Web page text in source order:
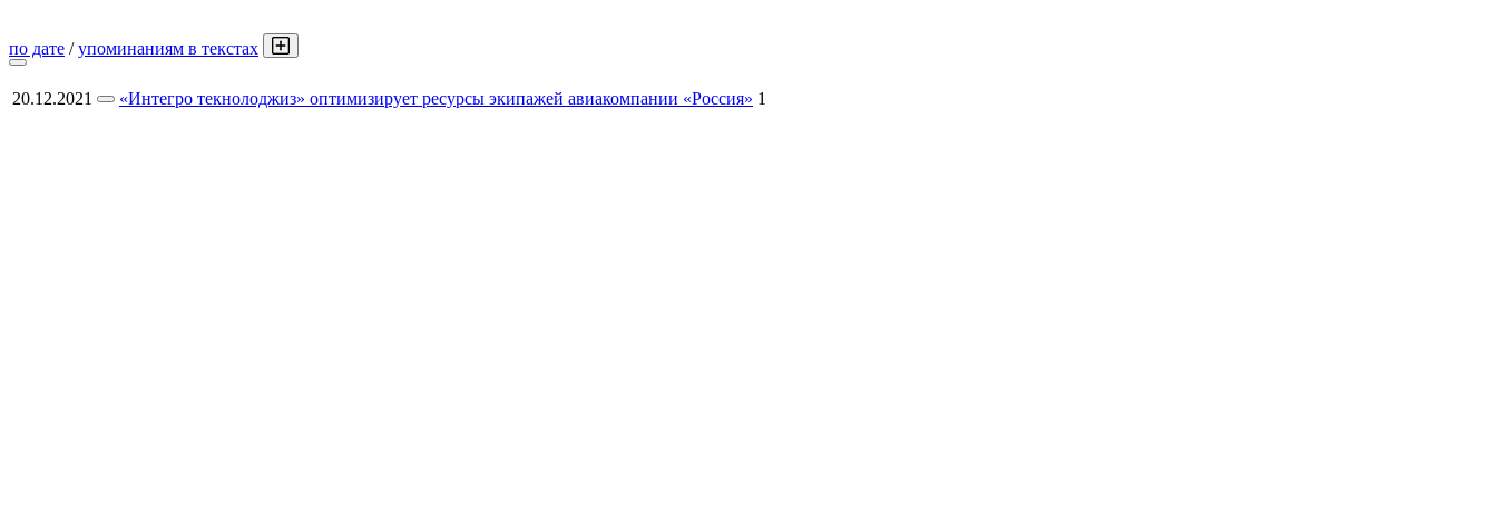
по дате /упоминаниям в текстах
20.12.2021 «Интегро текнолоджиз» оптимизирует ресурсы экипажей авиакомпании «Россия» 1